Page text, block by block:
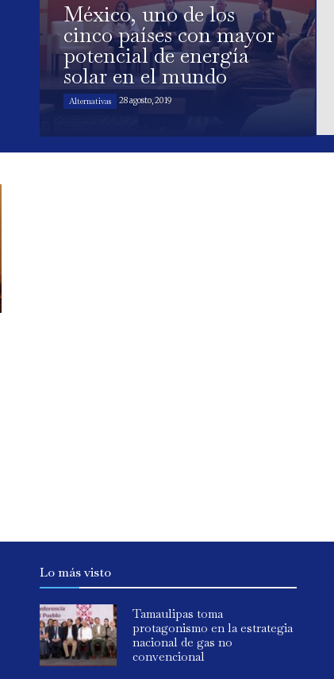
México, uno de los
cinco países con mayor
potencial de energía
solar en el mundo
Alternativas 28 agosto, 2019
Lo más visto
Tamaulipas toma
protagonismo en la estrategia
nacional de gas no
convencional